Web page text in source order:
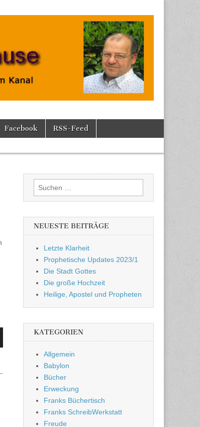
Facebook RSS-Feed
Suchen
nach:
NEUESTE BEITRÄGE
Letzte Klarheit
Prophetische Updates 2023/1
Die Stadt Gottes
Die große Hochzeit
Heilige, Apostel und Propheten
KATEGORIEN
Allgemein
Babylon
Bücher
Erweckung
Franks Büchertisch
Franks SchreibWerkstatt
Freude